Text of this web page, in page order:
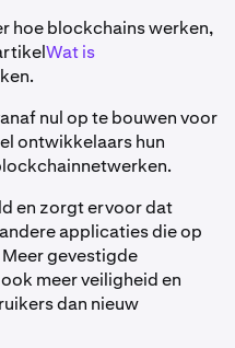
hoe blockchains werken,
Wat is
nul op te bouwen voor
ontwikkelaars hun
en zorgt ervoor dat
applicaties die op
gevestigde
meer veiligheid en
dan nieuw